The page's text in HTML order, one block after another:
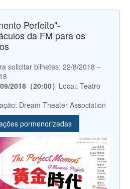
Perfeito"-
da FM para os
solicitar bilhetes: 22/8/2018 –
2018（20:00） Local: Teatro
Dream Theater Association
pormenorizadas